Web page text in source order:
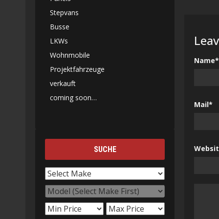
Name*
Mail*
Stepvans
Busse
LKWs
Wohnmobile
Projektfahrzeuge
verkauft
coming soon…
SUCHE